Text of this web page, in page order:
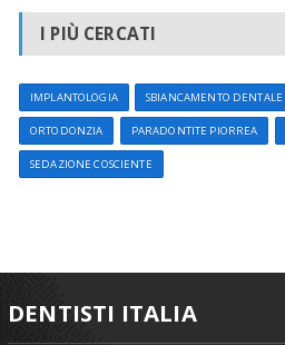
I PIÙ CERCATI
IMPLANTOLOGIA SBIANCAMENTO DENTALE
ORTODONZIA PARADONTITE PIORREA
SEDAZIONE COSCIENTE
DENTISTI ITALIA